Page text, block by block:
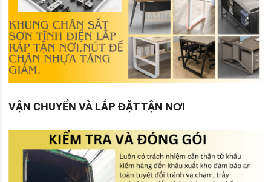
VẬN CHUYỂN VÀ LẮP ĐẶT TẬN NƠI